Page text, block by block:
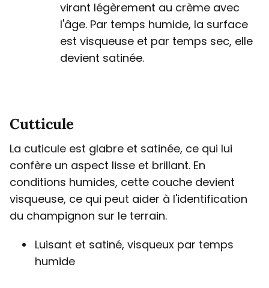
virant légèrement au crème avec
l'âge. Par temps humide, la surface
est visqueuse et par temps sec, elle
devient satinée.
Cutticule
La cuticule est glabre et satinée, ce qui lui
confère un aspect lisse et brillant. En
conditions humides, cette couche devient
visqueuse, ce qui peut aider à l'identification
du champignon sur le terrain.
Luisant et satiné, visqueux par temps
humide